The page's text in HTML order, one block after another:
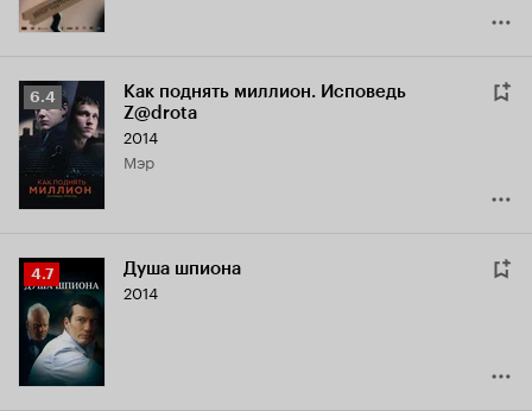
Рейтинг
Кинопоиска
6.4
6.4
Как поднять миллион. Исповедь
Z@drota
2014
мэр
Рейтинг
Кинопоиска
4.7
4.7 Душа шпиона
2014